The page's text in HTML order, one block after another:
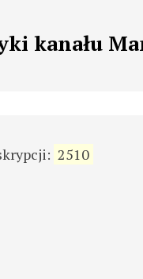
kanału
2510